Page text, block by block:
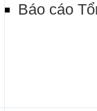
Báo cáo